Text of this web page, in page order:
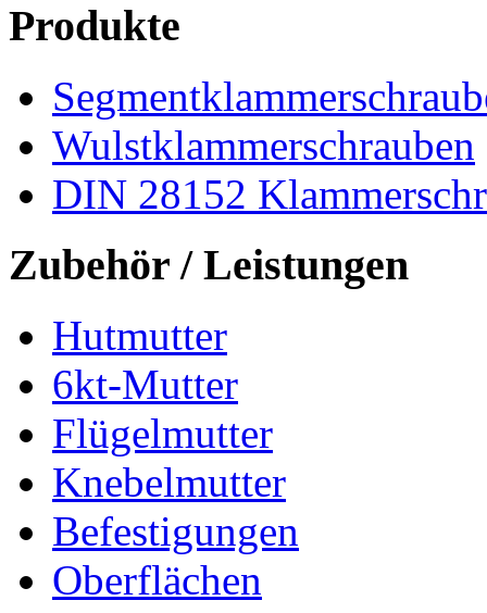
Produkte
Wulstklammerschrauben
DIN 28152
Zubehör / Leistungen
Hutmutter
6kt-Mutter
Flügelmutter
Knebelmutter
Befestigungen
Oberflächen